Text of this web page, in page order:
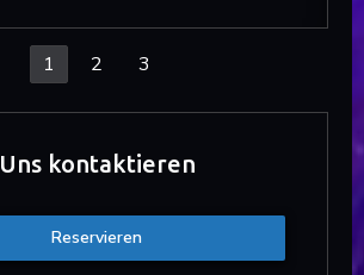
1 2 3
Uns kontaktieren
Reservieren